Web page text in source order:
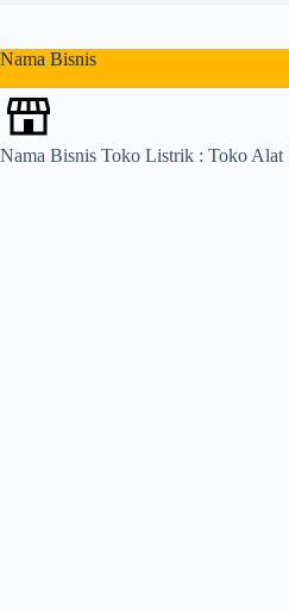
t
s
Nama Bisnis
Nama Bisnis Toko Listrik : Toko